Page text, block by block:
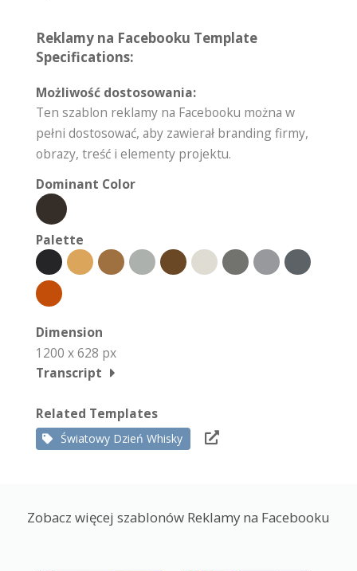
Reklamy na Facebooku Template
Specifications:
Możliwość dostosowania:
Ten szablon reklamy na Facebooku można w
pełni dostosować, aby zawierał branding firmy,
obrazy, treść i elementy projektu.
Dominant Color
Palette
Dimension
1200 x 628 px
Transcript
Related Templates
Światowy Dzień Whisky
Zobacz więcej szablonów Reklamy na Facebooku